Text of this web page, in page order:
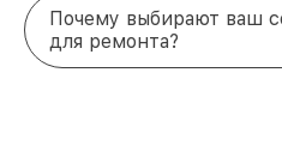
Почему выбирают ваш
для ремонта?